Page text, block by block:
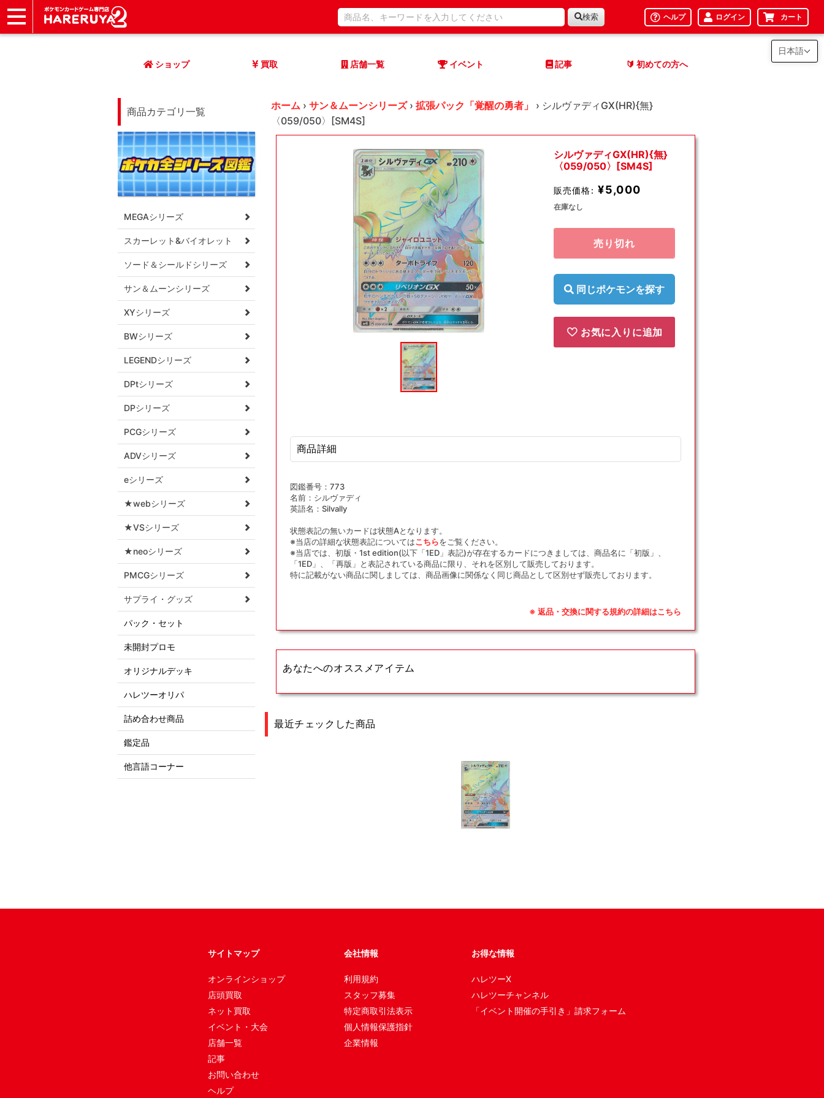
検索 ヘルプ ログイン カート
ショップ 買取 店舗一覧 イベント 記事 🔰 初めての方へ
商品カテゴリ一覧
MEGAシリーズ
スカーレット&バイオレット
ソード＆シールドシリーズ
サン＆ムーンシリーズ
XYシリーズ
BWシリーズ
LEGENDシリーズ
DPtシリーズ
DPシリーズ
PCGシリーズ
ADVシリーズ
eシリーズ
★webシリーズ
★VSシリーズ
★neoシリーズ
PMCGシリーズ
サプライ・グッズ
パック・セット
未開封プロモ
オリジナルデッキ
ハレツーオリパ
詰め合わせ商品
鑑定品
他言語コーナー
ホーム › サン＆ムーンシリーズ › 拡張パック「覚醒の勇者」 › シルヴァディGX(HR){無}
〈059/050〉[SM4S]
(1)
を
シルヴァディGX(HR){無}
〈059/050〉[SM4S]
販売価格: ¥5,000
在庫なし
売り切れ
同じポケモンを探す
お気に入りに追加
商品詳細
図鑑番号：773
名前：シルヴァディ
英語名：Silvally
状態表記の無いカードは状態Aとなります。
※当店の詳細な状態表記についてはこちらをご覧ください。
※当店では、初版・1st edition(以下「1ED」表記)が存在するカードにつきましては、商品名に「初版」、
「1ED」、「再版」と表記されている商品に限り、それを区別して販売しております。
特に記載がない商品に関しましては、商品画像に関係なく同じ商品として区別せず販売しております。
※ 返品・交換に関する規約の詳細はこちら
あなたへのオススメアイテム
最近チェックした商品
サイトマップ
オンラインショップ
店頭買取
ネット買取
イベント・大会
店舗一覧
記事
お問い合わせ
ヘルプ
会社情報
利用規約
スタッフ募集
特定商取引法表示
個人情報保護指針
企業情報
お得な情報
ハレツーX
ハレツーチャンネル
「イベント開催の手引き」請求フォーム
日本語